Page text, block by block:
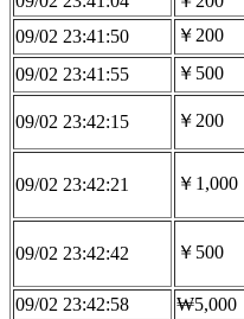
09/02 23:41:50
￥200
09/02 23:41:55
￥500
09/02 23:42:15 ￥200
09/02 23:42:21 ￥1,000
09/02 23:42:42 ￥500
09/02 23:42:58
₩5,000